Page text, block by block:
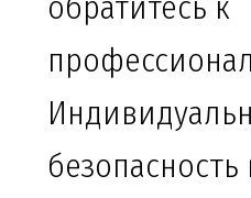
безопасность